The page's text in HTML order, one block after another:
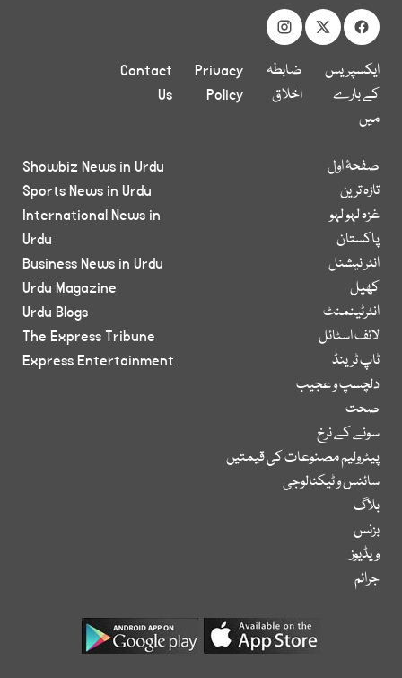
ایکسپریس
کے بارے
میں
ضابطہ
اخلاق
Privacy
Policy
Contact
Us
صفحۂ اول
تازہ ترین
غزہ لہو لہو
پاکستان
انٹر نیشنل
کھیل
انٹرٹینمنٹ
لائف اسٹائل
ٹاپ ٹرینڈ
دلچسپ و عجیب
صحت
سونے کے نرخ
پیٹرولیم مصنوعات کی قیمتیں
سائنس و ٹیکنالوجی
بلاگ
بزنس
ویڈیوز
جرائم
Showbiz News in Urdu
Sports News in Urdu
International News in
Urdu
Business News in Urdu
Urdu Magazine
Urdu Blogs
The Express Tribune
Express Entertainment